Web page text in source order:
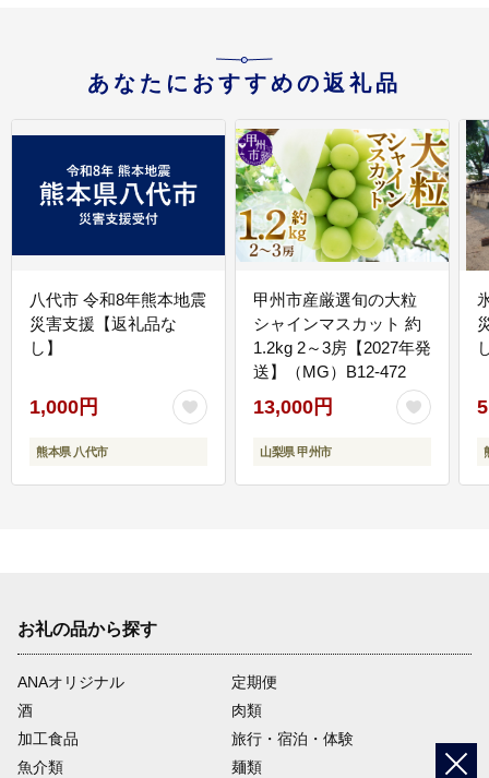
あなたにおすすめの返礼品
八代市 令和8年熊本地震
災害支援【返礼品な
し】
1,000円
熊本県 八代市
甲州市産厳選旬の大粒
シャインマスカット 約
1.2kg 2～3房【2027年発
送】（MG）B12-472
13,000円
山梨県 甲州市
お礼の品から探す
ANAオリジナル
定期便
酒
肉類
加工食品
旅行・宿泊・体験
魚介類
麺類